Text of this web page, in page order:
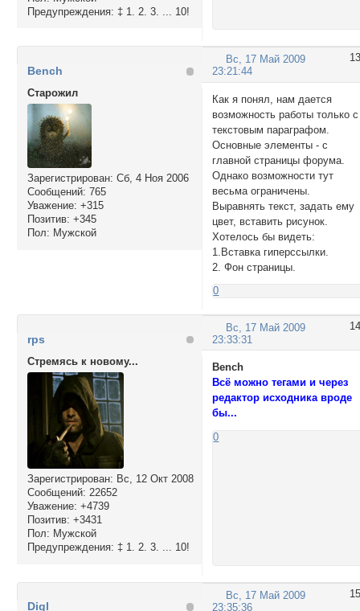
Предупреждения: ‡ 1. 2. 3. ... 10!
13
Вс, 17 Май 2009
23:21:44
Bench
Cтарожил
Зарегистрирован: Сб, 4 Ноя 2006
Сообщений: 765
Уважение: +315
Позитив: +345
Пол: Мужской
Как я понял, нам дается
возможность работы только с
текстовым параграфом.
Основные элементы - с
главной страницы форума.
Однако возможности тут
весьма ограничены.
Выравнять текст, задать ему
цвет, вставить рисунок.
Хотелось бы видеть:
1.Вставка гиперссылки.
2. Фон страницы.
0
14
Вс, 17 Май 2009
23:33:31
rps
Стремясь к новому...
Зарегистрирован: Вс, 12 Окт 2008
Сообщений: 22652
Уважение: +4739
Позитив: +3431
Пол: Мужской
Предупреждения: ‡ 1. 2. 3. ... 10!
Bench
Всё можно тегами и через
редактор исходника вроде
бы...
0
15
Вс, 17 Май 2009
23:35:36
Digl